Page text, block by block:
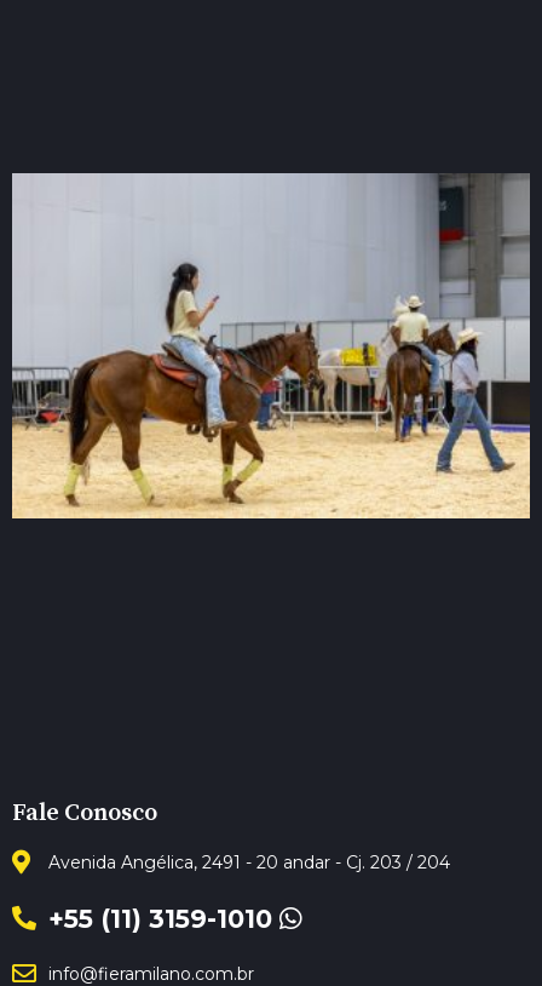
Fale Conosco
Avenida Angélica, 2491 - 20 andar - Cj. 203 / 204
+55 (11) 3159-1010
info@fieramilano.com.br